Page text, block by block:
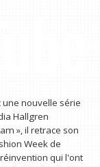
nouvelle série
Hallgren
», il retrace son
Week de
qui l'ont